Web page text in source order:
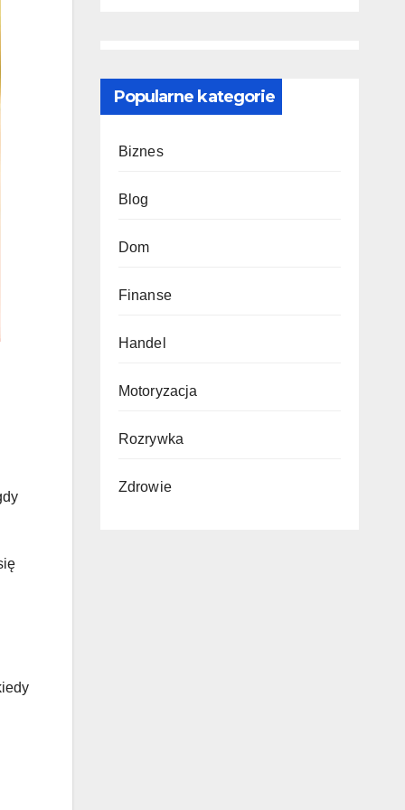
podłogi
Popularne kategorie
Biznes
Blog
Dom
Finanse
Handel
Motoryzacja
Rozrywka
Zdrowie